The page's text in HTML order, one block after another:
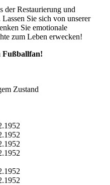
der Restaurierung und
Sie sich von unserer
Sie emotionale
zum Leben erwecken!
Fußballfan!
Zustand